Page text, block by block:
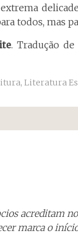
todos, mas
. Tradução
, Literatura
acreditam
marca o